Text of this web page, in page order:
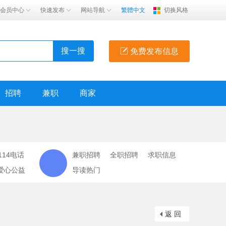
会员中心 快速发布 网站导航 繁體中文 切换风格
免费发布信息
搜一搜
招聘 兼职 商家
电话
心公益
兼职招聘 全职招聘
求职信息
导读热门
返 回